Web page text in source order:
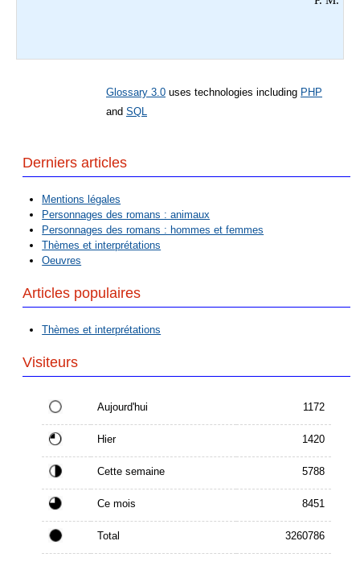
Glossary 3.0 uses technologies including PHP
and SQL
Derniers articles
Mentions légales
Personnages des romans : animaux
Personnages des romans : hommes et femmes
Thèmes et interprétations
Oeuvres
Articles populaires
Thèmes et interprétations
Visiteurs
Aujourd'hui 1172
Hier 1420
Cette semaine 5788
Ce mois 8451
Total 3260786